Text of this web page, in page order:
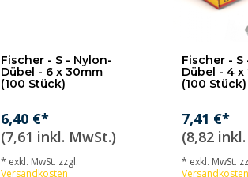
Fischer - S - Nylon-
Dübel - 6 x 30mm
(100 Stück)
6,40 €*
(7,61 inkl. MwSt.)
* exkl. MwSt. zzgl.
Versandkosten
Fischer - S
Dübel - 4 x
(100 Stück)
7,41 €*
(8,82
* exkl. MwSt.
Versandkosten